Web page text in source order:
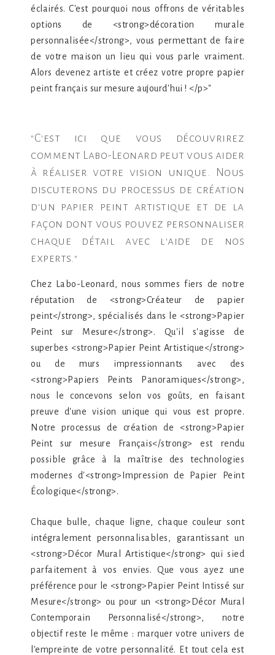
éclairés. C'est pourquoi nous offrons de véritables
options de <strong>décoration murale
personnalisée</strong>, vous permettant de faire
de votre maison un lieu qui vous parle vraiment.
Alors devenez artiste et créez votre propre papier
peint français sur mesure aujourd'hui ! </p>"
"C'est ici que vous découvrirez
comment Labo-Leonard peut vous aider
à réaliser votre vision unique. Nous
discuterons du processus de création
d'un papier peint artistique et de la
façon dont vous pouvez personnaliser
chaque détail avec l'aide de nos
experts."
Chez Labo-Leonard, nous sommes fiers de notre
réputation de <strong>Créateur de papier
peint</strong>, spécialisés dans le <strong>Papier
Peint sur Mesure</strong>. Qu'il s'agisse de
superbes <strong>Papier Peint Artistique</strong>
ou de murs impressionnants avec des
<strong>Papiers Peints Panoramiques</strong>,
nous le concevons selon vos goûts, en faisant
preuve d'une vision unique qui vous est propre.
Notre processus de création de <strong>Papier
Peint sur mesure Français</strong> est rendu
possible grâce à la maîtrise des technologies
modernes d'<strong>Impression de Papier Peint
Écologique</strong>.
Chaque bulle, chaque ligne, chaque couleur sont
intégralement personnalisables, garantissant un
<strong>Décor Mural Artistique</strong> qui sied
parfaitement à vos envies. Que vous ayez une
préférence pour le <strong>Papier Peint Intissé sur
Mesure</strong> ou pour un <strong>Décor Mural
Contemporain Personnalisé</strong>, notre
objectif reste le même : marquer votre univers de
l'empreinte de votre personnalité. Et tout cela est